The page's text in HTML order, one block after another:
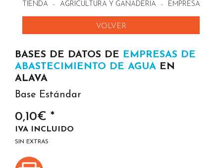
TIENDA - AGRICULTURA Y GANADERIA - EMPRESAS DE
VOLVER
BASES DE DATOS DE EMPRESAS DE
ABASTECIMIENTO DE AGUA EN
ALAVA
Base Estándar
0,10€ *
IVA INCLUIDO
SIN EXTRAS